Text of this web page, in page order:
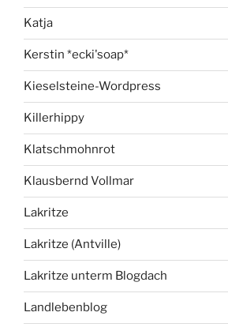
Katja
Kerstin *ecki'soap*
Kieselsteine-Wordpress
Killerhippy
Klatschmohnrot
Klausbernd Vollmar
Lakritze
Lakritze (Antville)
Lakritze unterm Blogdach
Landlebenblog